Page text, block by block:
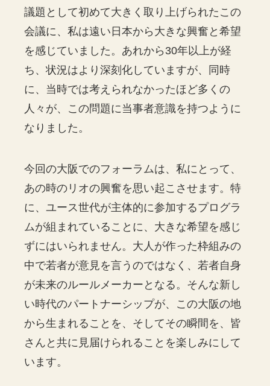
議題として初めて大きく取り上げられたこの
会議に、私は遠い日本から大きな興奮と希望
を感じていました。あれから30年以上が経
ち、状況はより深刻化していますが、同時
に、当時では考えられなかったほど多くの
人々が、この問題に当事者意識を持つように
なりました。
今回の大阪でのフォーラムは、私にとって、
あの時のリオの興奮を思い起こさせます。特
に、ユース世代が主体的に参加するプログラ
ムが組まれていることに、大きな希望を感じ
ずにはいられません。大人が作った枠組みの
中で若者が意見を言うのではなく、若者自身
が未来のルールメーカーとなる。そんな新し
い時代のパートナーシップが、この大阪の地
から生まれることを、そしてその瞬間を、皆
さんと共に見届けられることを楽しみにして
います。